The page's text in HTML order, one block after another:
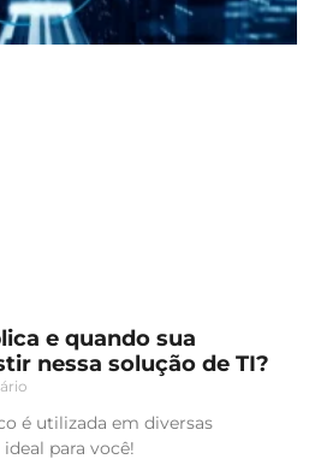
e quando sua
nessa solução de TI?
é utilizada em diversas
para você!